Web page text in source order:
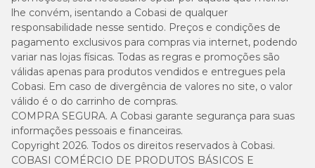
lhe convém, isentando a Cobasi de qualquer
responsabilidade nesse sentido. Preços e condições de
pagamento exclusivos para compras via internet, podendo
variar nas lojas físicas. Todas as regras e promoções são
válidas apenas para produtos vendidos e entregues pela
Cobasi. Em caso de divergência de valores no site, o valor
válido é o do carrinho de compras.
COMPRA SEGURA. A Cobasi garante segurança para suas
informações pessoais e financeiras.
Copyright 2026. Todos os direitos reservados à Cobasi.
COBASI COMÉRCIO DE PRODUTOS BÁSICOS E